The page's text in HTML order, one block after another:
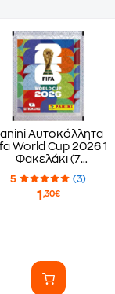
Αυτοκόλλητα
World Cup 2026 1
Φακελάκι (7
Αυτοκόλλητα)
5 (3)
1 ,30€